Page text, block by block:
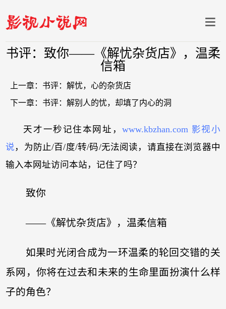
书评：致你——《解忧杂货店》，温柔
信箱
上一章： 书评：解忧，心的杂货店
下一章： 书评：解别人的忧，却填了内心的洞
天才一秒记住本网址，www.kbzhan.com 影视小
说 ，为防止/百/度/转/码/无法阅读，请直接在浏览器中
输入本网址访问本站，记住了吗？
致你
——《解忧杂货店》，温柔信箱
如果时光闭合成为一环温柔的轮回交错的关
系网，你将在过去和未来的生命里面扮演什么样
子的角色？